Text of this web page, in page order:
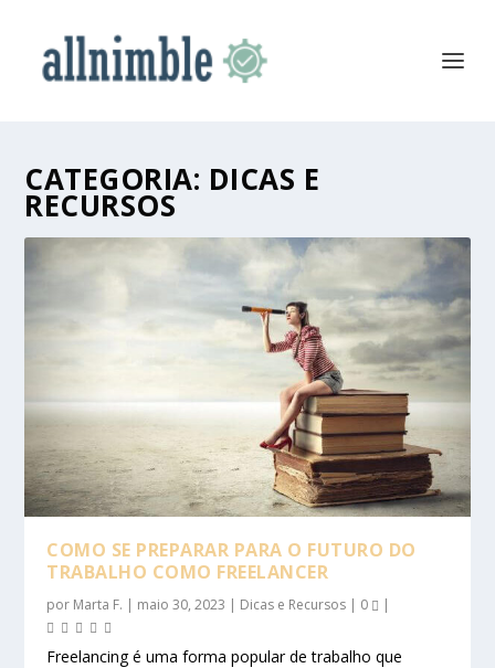
CATEGORIA: DICAS E
RECURSOS
COMO SE PREPARAR PARA O FUTURO DO
TRABALHO COMO FREELANCER
por Marta F. | maio 30, 2023 | Dicas e Recursos | 0 |
Freelancing é uma forma popular de trabalho que